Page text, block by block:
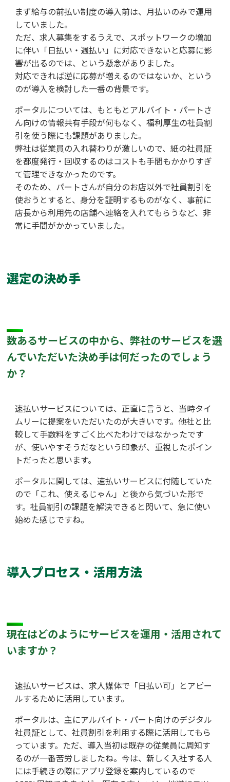
まず給与の前払い制度の導入前は、月払いのみで運用
していました。
ただ、求人募集をするうえで、スポットワークの増加
に伴い「日払い・週払い」に対応できないと応募に影
響が出るのでは、という懸念がありました。
対応できれば逆に応募が増えるのではないか、という
のが導入を検討した一番の背景です。
ポータルについては、もともとアルバイト・パートさ
ん向けの情報共有手段が何もなく、福利厚生の社員割
引を使う際にも課題がありました。
弊社は従業員の入れ替わりが激しいので、紙の社員証
を都度発行・回収するのはコストも手間もかかりすぎ
て管理できなかったのです。
そのため、パートさんが自分のお店以外で社員割引を
使おうとすると、身分を証明するものがなく、事前に
店長から利用先の店舗へ連絡を入れてもらうなど、非
常に手間がかかっていました。
選定の決め手
数あるサービスの中から、弊社のサービスを選
んでいただいた決め手は何だったのでしょう
か？
速払いサービスについては、正直に言うと、当時タイ
ムリーに提案をいただいたのが大きいです。他社と比
較して手数料をすごく比べたわけではなかったです
が、使いやすそうだなという印象が、重視したポイン
トだったと思います。
ポータルに関しては、速払いサービスに付随していた
ので「これ、使えるじゃん」と後から気づいた形で
す。社員割引の課題を解決できると閃いて、急に使い
始めた感じですね。
導入プロセス・活用方法
現在はどのようにサービスを運用・活用されて
いますか？
速払いサービスは、求人媒体で「日払い可」とアピー
ルするために活用しています。
ポータルは、主にアルバイト・パート向けのデジタル
社員証として、社員割引を利用する際に活用してもら
っています。ただ、導入当初は既存の従業員に周知す
るのが一番苦労しましたね。今は、新しく入社する人
には手続きの際にアプリ登録を案内しているので